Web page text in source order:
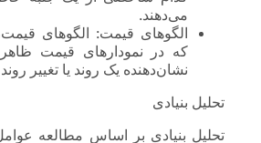
می‌دهند.
الگوهای قیمت: الگوهای
که در نمودارهای قیمت
نشان‌دهنده یک روند یا تغییر
تحلیل بنیادی
تحلیل بنیادی بر اساس مطالعه